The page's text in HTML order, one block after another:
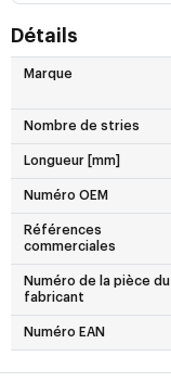
Détails
Marque
Nombre de stries
Longueur [mm]
Numéro OEM
Références
commerciales
Numéro de la pièce du
fabricant
Numéro EAN